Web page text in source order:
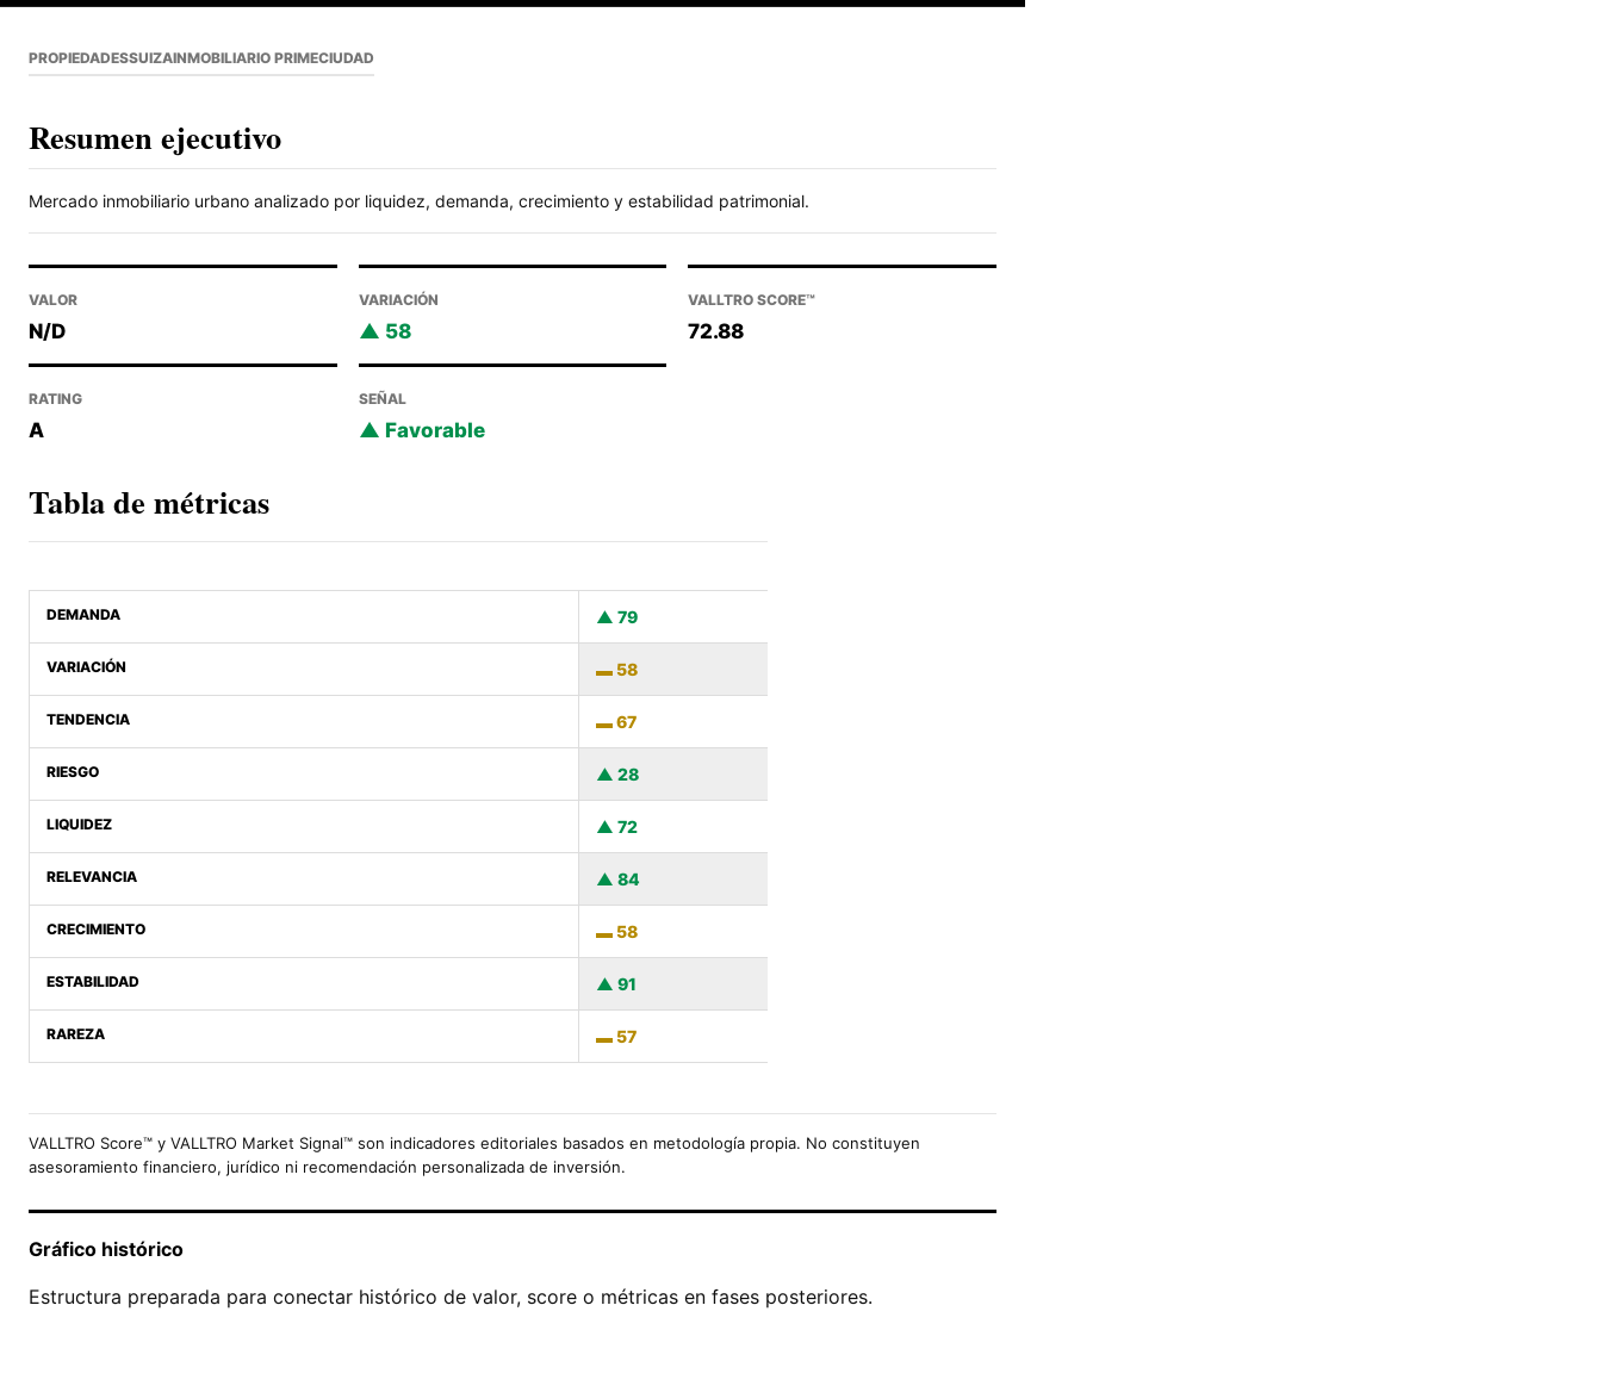
PROPIEDADESSUIZAINMOBILIARIO PRIMECIUDAD
Resumen ejecutivo
Mercado inmobiliario urbano analizado por liquidez, demanda, crecimiento y estabilidad patrimonial.
VALOR
N/D
VARIACIÓN
58
VALLTRO SCORE™
72.88
RATING
A
SEÑAL
Favorable
Tabla de métricas
DEMANDA 79
VARIACIÓN 58
TENDENCIA 67
RIESGO 28
LIQUIDEZ 72
RELEVANCIA 84
CRECIMIENTO 58
ESTABILIDAD 91
RAREZA 57
VALLTRO Score™ y VALLTRO Market Signal™ son indicadores editoriales basados en metodología propia. No constituyen
asesoramiento financiero, jurídico ni recomendación personalizada de inversión.
Gráfico histórico
Estructura preparada para conectar histórico de valor, score o métricas en fases posteriores.